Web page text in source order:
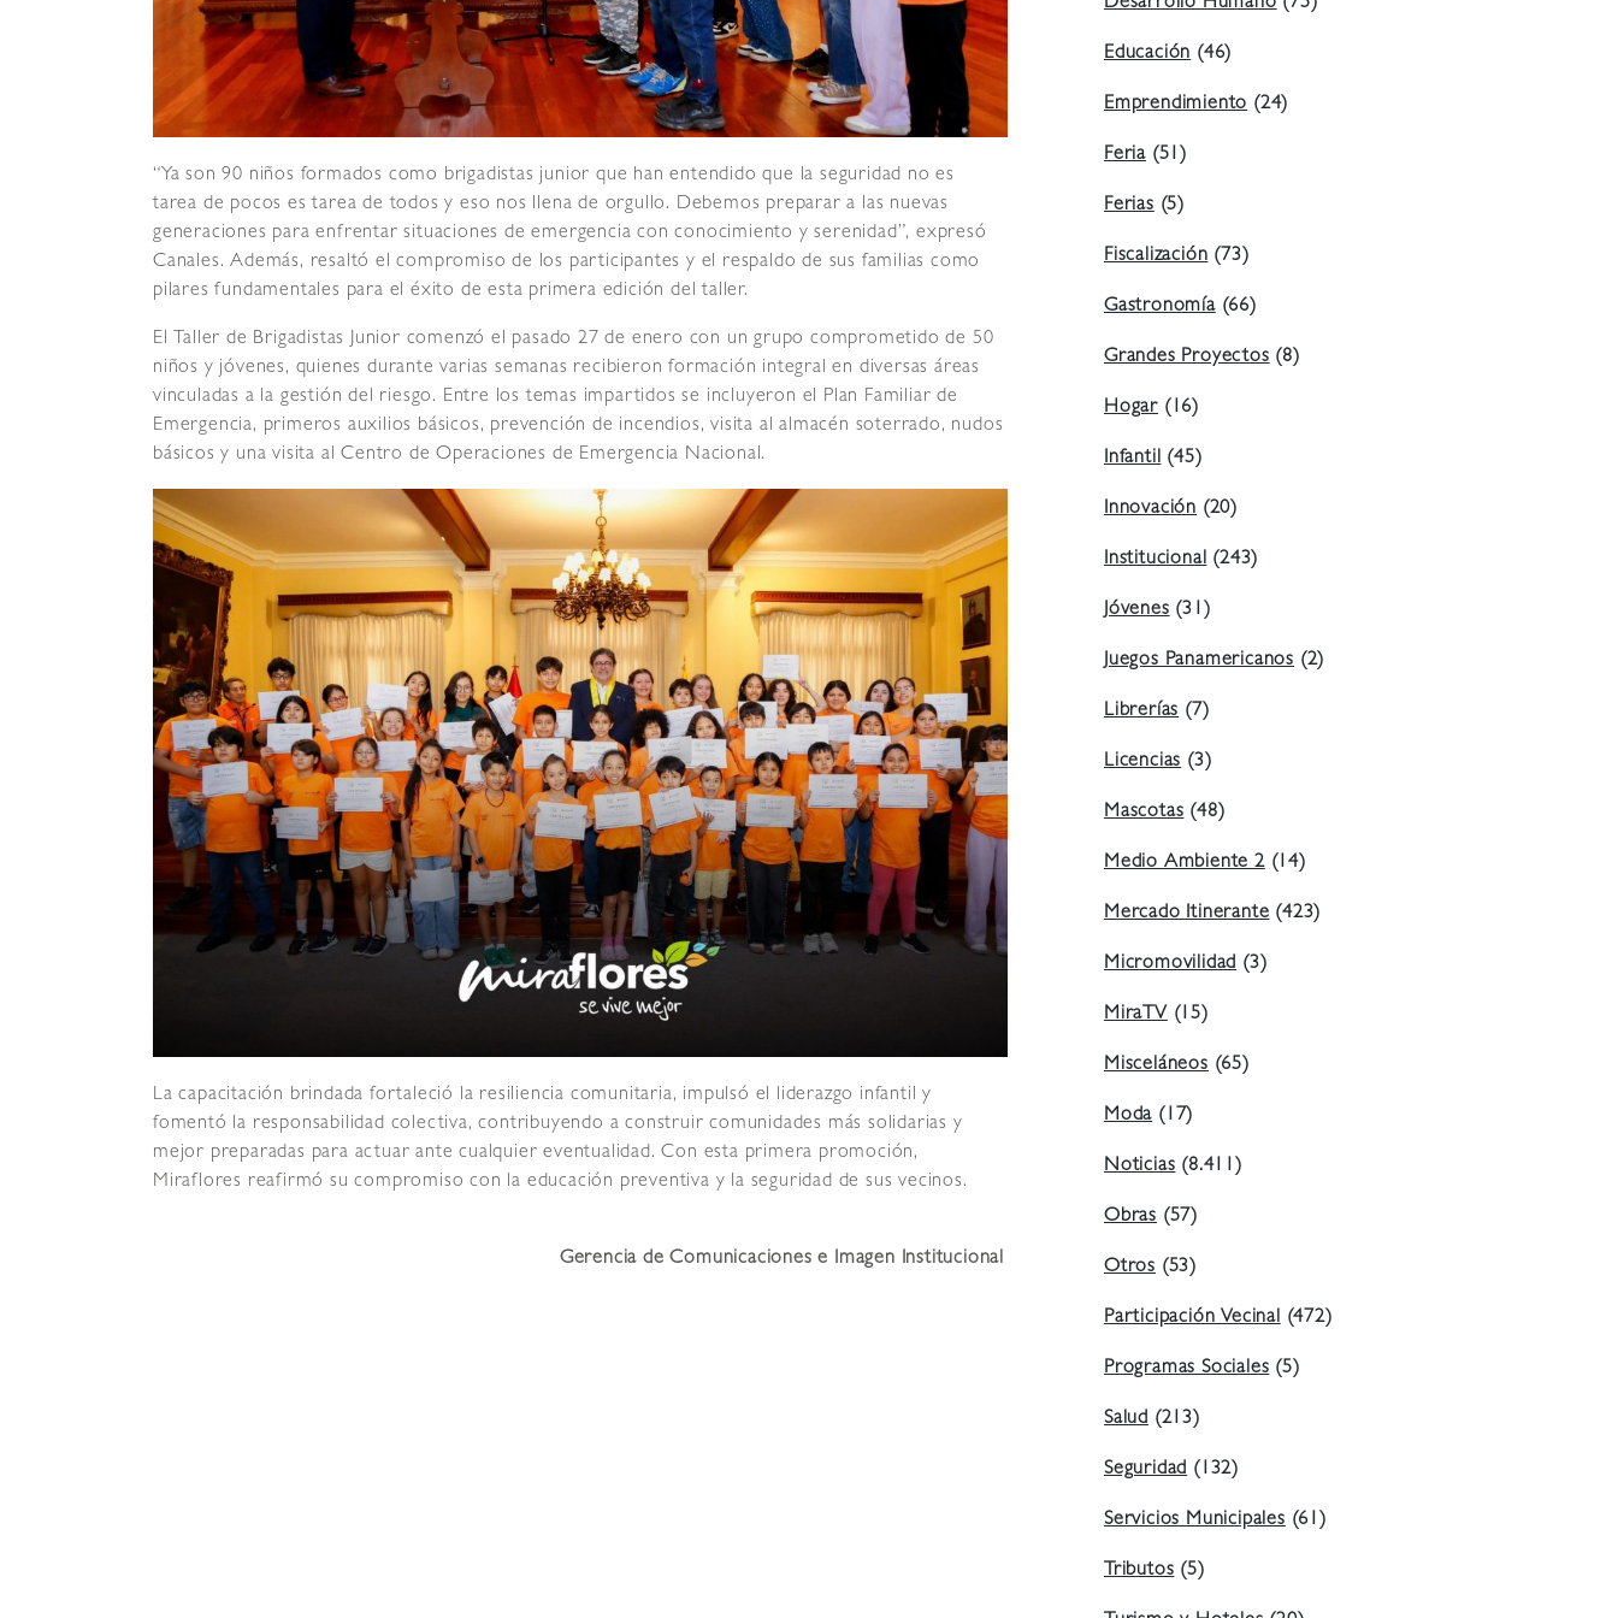
“Ya son 90 niños formados como brigadistas junior que han entendido que la seguridad no es
tarea de pocos es tarea de todos y eso nos llena de orgullo. Debemos preparar a las nuevas
generaciones para enfrentar situaciones de emergencia con conocimiento y serenidad”, expresó
Canales. Además, resaltó el compromiso de los participantes y el respaldo de sus familias como
pilares fundamentales para el éxito de esta primera edición del taller.
El Taller de Brigadistas Junior comenzó el pasado 27 de enero con un grupo comprometido de 50
niños y jóvenes, quienes durante varias semanas recibieron formación integral en diversas áreas
vinculadas a la gestión del riesgo. Entre los temas impartidos se incluyeron el Plan Familiar de
Emergencia, primeros auxilios básicos, prevención de incendios, visita al almacén soterrado, nudos
básicos y una visita al Centro de Operaciones de Emergencia Nacional.
La capacitación brindada fortaleció la resiliencia comunitaria, impulsó el liderazgo infantil y
fomentó la responsabilidad colectiva, contribuyendo a construir comunidades más solidarias y
mejor preparadas para actuar ante cualquier eventualidad. Con esta primera promoción,
Miraflores reafirmó su compromiso con la educación preventiva y la seguridad de sus vecinos.
Gerencia de Comunicaciones e Imagen Institucional
Desarrollo Humano(75)
Educación(46)
Emprendimiento(24)
Feria (51)
Ferias(5)
Fiscalización(73)
Gastronomía(66)
Grandes Proyectos(8)
Hogar (16)
Infantil(45)
Innovación (20)
Institucional(243)
Jóvenes(31)
Juegos Panamericanos (2)
Librerías(7)
Licencias(3)
Mascotas(48)
Medio Ambiente 2(14)
Mercado Itinerante(423)
Micromovilidad(3)
MiraTV(15)
Misceláneos(65)
Moda(17)
Noticias(8.411)
Obras (57)
Otros (53)
Participación Vecinal(472)
Programas Sociales(5)
Salud (213)
Seguridad(132)
Servicios Municipales(61)
Tributos(5)